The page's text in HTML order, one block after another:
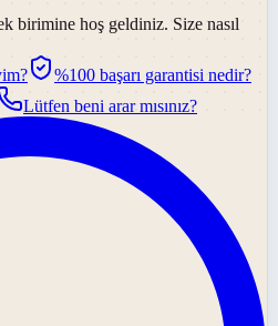
birimine hoş geldiniz. Size nasıl
%100 başarı garantisi nedir?
Lütfen beni arar mısınız?